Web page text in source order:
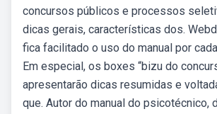
concursos públicos e processos
dicas gerais, características dos.
fica facilitado o uso do manual por
Em especial, os boxes “bizu do
apresentarão dicas resumidas e
que. Autor do manual do psicotécnico,